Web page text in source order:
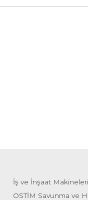
İş ve İnşaat
OSTİM Savunma ve